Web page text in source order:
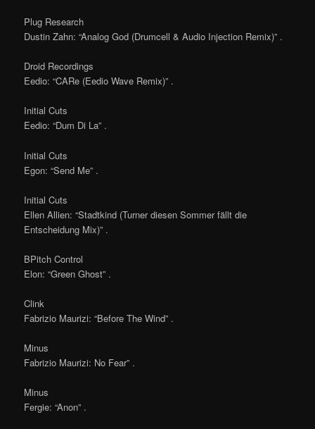
Plug Research
Dustin Zahn: “Analog God (Drumcell & Audio Injection Remix)” .
Droid Recordings
Eedio: “CARe (Eedio Wave Remix)” .
Initial Cuts
Eedio: “Dum Di La” .
Initial Cuts
Egon: “Send Me” .
Initial Cuts
Ellen Allien: “Stadtkind (Turner diesen Sommer fällt die
Entscheidung Mix)” .
BPitch Control
Elon: “Green Ghost” .
Clink
Fabrizio Maurizi: “Before The Wind” .
Minus
Fabrizio Maurizi: No Fear” .
Minus
Fergie: “Anon” .